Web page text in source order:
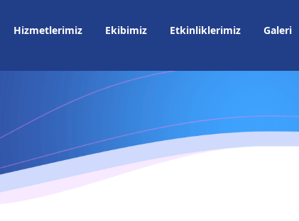
Hizmetlerimiz Ekibimiz Etkinliklerimiz Galeri